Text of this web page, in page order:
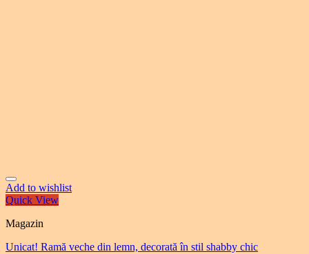
Add to wishlist
Quick View
Magazin
Unicat! Ramă veche din lemn, decorată în stil shabby chic